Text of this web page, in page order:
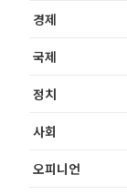
경제
국제
정치
사회
오피니언